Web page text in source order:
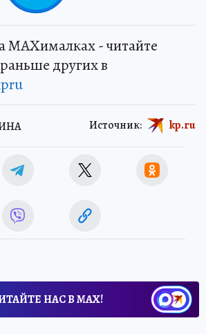
MAXималках - читайте
других в
Источник: kp.ru
НАС В МАХ!